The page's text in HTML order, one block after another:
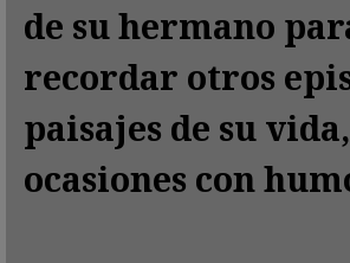
de su hermano
recordar otros
paisajes de su
ocasiones con